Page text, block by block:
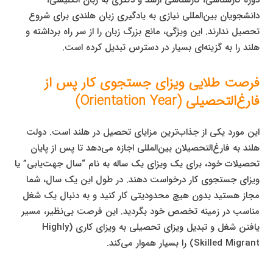
دانشجویان بین‌المللی نیازی به یادگیری زبان هلندی برای شروع
تحصیل ندارند. این ویژگی، مانع بزرگ زبان را از سر راه برداشته و
هلند را به گزینه‌ای بسیار در دسترس تبدیل کرده است.
فرصت طلایی ویزای جستجوی کار پس از
فارغ‌التحصیلی (Orientation Year)
این مورد یکی از جذاب‌ترین مزایای تحصیل در هلند است. دولت
هلند به فارغ‌التحصیلان بین‌المللی اجازه می‌دهد تا پس از پایان
تحصیلات خود، برای یک ویزای یک ساله به نام “سال جهت‌یابی” یا
ویزای جستجوی کار درخواست دهند. در طول این یک سال، شما
مجاز هستید بدون هیچ محدودیتی کار کنید و به دنبال یک شغل
مناسب در زمینه تخصص خود بگردید. این فرصت بی‌نظیر، مسیر
یافتن شغل و تبدیل ویزای تحصیلی به ویزای کاری (Highly
Skilled Migrant) را بسیار هموار می‌کند.